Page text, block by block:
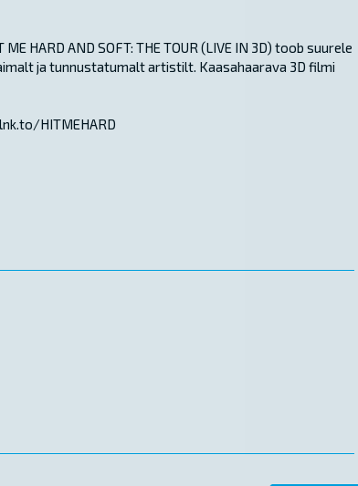
HARD AND SOFT: THE TOUR (LIVE IN 3D) toob suurele
ja tunnustatumalt artistilt. Kaasahaarava 3D filmi
HITMEHARD